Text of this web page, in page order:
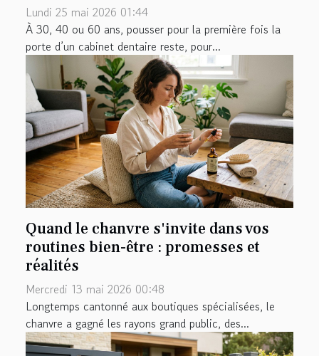
Lundi 25 mai 2026 01:44
À 30, 40 ou 60 ans, pousser pour la première fois la
porte d’un cabinet dentaire reste, pour...
Quand le chanvre s'invite dans vos
routines bien-être : promesses et
réalités
Mercredi 13 mai 2026 00:48
Longtemps cantonné aux boutiques spécialisées, le
chanvre a gagné les rayons grand public, des...